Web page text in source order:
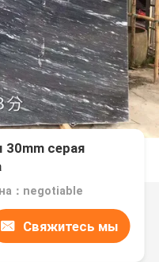
30mm серая
：negotiable
Свяжитесь мы